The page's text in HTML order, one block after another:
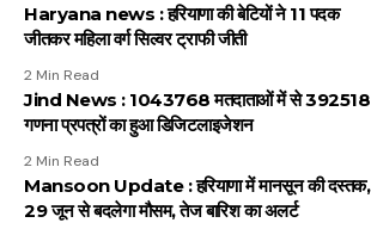
Haryana news : हरियाणा की बेटियों ने 11 पदक
जीतकर महिला वर्ग सिल्वर ट्राफी जीती
2 Min Read
Jind News : 1043768 मतदाताओं में से 392518
गणना प्रपत्रों का हुआ डिजिटलाइजेशन
2 Min Read
Mansoon Update : हरियाणा में मानसून की दस्तक,
29 जून से बदलेगा मौसम, तेज बारिश का अलर्ट